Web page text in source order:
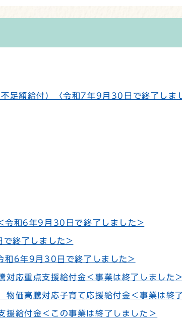
足額給付）〈令和7年9月30日で終了しま
令和6年9月30日で終了しました>
終了しました>
和6年9月30日で終了しました>
対応重点支援給付金＜事業は終了しました
価高騰対応子育て応援給付金＜事業は終
援給付金＜この事業は終了しました＞